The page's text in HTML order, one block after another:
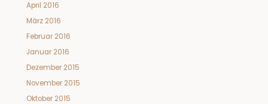
April 2016
März 2016
Februar 2016
Januar 2016
Dezember 2015
November 2015
Oktober 2015